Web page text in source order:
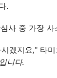
.
사 중 가장
겠지요," 타
니다.